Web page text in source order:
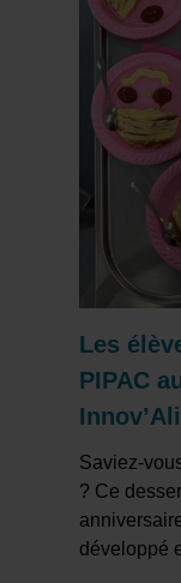
Les
PIPAC
Saviez-
? Ce
développé